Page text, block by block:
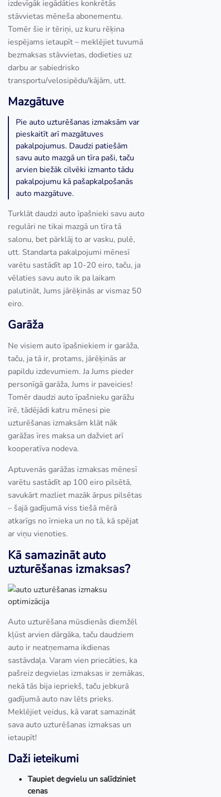
izdevīgāk iegādāties konkrētās
stāvvietas mēneša abonementu.
Tomēr šie ir tēriņi, uz kuru rēķina
iespējams ietaupīt – meklējiet tuvumā
bezmaksas stāvvietas, dodieties uz
darbu ar sabiedrisko
transportu/velosipēdu/kājām, utt.
Mazgātuve
Pie auto uzturēšanas izmaksām var
pieskaitīt arī mazgātuves
pakalpojumus. Daudzi patiešām
savu auto mazgā un tīra paši, taču
arvien biežāk cilvēki izmanto tādu
pakalpojumu kā pašapkalpošanās
auto mazgātuve.
Turklāt daudzi auto īpašnieki savu auto
regulāri ne tikai mazgā un tīra tā
salonu, bet pārklāj to ar vasku, pulē,
utt. Standarta pakalpojumi mēnesī
varētu sastādīt ap 10-20 eiro, taču, ja
vēlaties savu auto ik pa laikam
palutināt, Jums jārēķinās ar vismaz 50
eiro.
Garāža
Ne visiem auto īpašniekiem ir garāža,
taču, ja tā ir, protams, jārēķinās ar
papildu izdevumiem. Ja Jums pieder
personīgā garāža, Jums ir paveicies!
Tomēr daudzi auto īpašnieku garāžu
īrē, tādējādi katru mēnesi pie
uzturēšanas izmaksām klāt nāk
garāžas īres maksa un dažviet arī
kooperatīva nodeva.
Aptuvenās garāžas izmaksas mēnesī
varētu sastādīt ap 100 eiro pilsētā,
savukārt mazliet mazāk ārpus pilsētas
– šajā gadījumā viss tiešā mērā
atkarīgs no īrnieka un no tā, kā spējat
ar viņu vienoties.
Kā samazināt auto
uzturēšanas izmaksas?
Auto uzturēšana mūsdienās diemžēl
kļūst arvien dārgāka, taču daudziem
auto ir neatņemama ikdienas
sastāvdaļa. Varam vien priecāties, ka
pašreiz degvielas izmaksas ir zemākas,
nekā tās bija iepriekš, taču jebkurā
gadījumā auto nav lēts prieks.
Meklējiet veidus, kā varat samazināt
sava auto uzturēšanas izmaksas un
ietaupīt!
Daži ieteikumi
Taupiet degvielu un salīdziniet
cenas